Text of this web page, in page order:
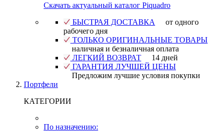
Скачать актуальный каталог Piquadro
БЫСТРАЯ ДОСТАВКА
от одного
рабочего дня
ТОЛЬКО ОРИГИНАЛЬНЫЕ ТОВАРЫ
наличная и безналичная оплата
ЛЕГКИЙ ВОЗВРАТ
14 дней
ГАРАНТИЯ ЛУЧШЕЙ ЦЕНЫ
Предложим лучшие условия покупки
Портфели
КАТЕГОРИИ
По назначению: